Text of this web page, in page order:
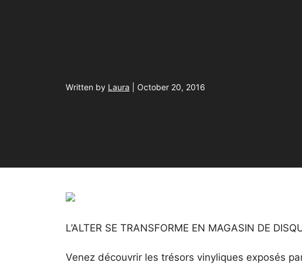
Written by Laura | October 20, 2016
L’ALTER SE TRANSFORME EN MAGASIN DE
Venez découvrir les trésors vinyliques exposés